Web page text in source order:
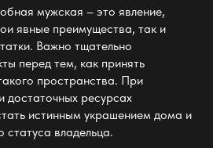
мужская – это явление,
явные преимущества, так и
Важно тщательно
перед тем, как принять
пространства. При
достаточных ресурсах
истинным украшением дома и
владельца.